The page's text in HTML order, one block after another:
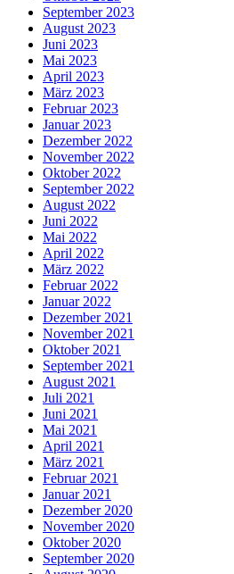
September 2023
August 2023
Juni 2023
Mai 2023
April 2023
März 2023
Februar 2023
Januar 2023
Dezember 2022
November 2022
Oktober 2022
September 2022
August 2022
Juni 2022
Mai 2022
April 2022
März 2022
Februar 2022
Januar 2022
Dezember 2021
November 2021
Oktober 2021
September 2021
August 2021
Juli 2021
Juni 2021
Mai 2021
April 2021
März 2021
Februar 2021
Januar 2021
Dezember 2020
November 2020
Oktober 2020
September 2020